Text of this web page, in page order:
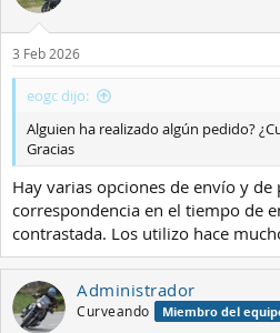
3 Feb 2026
eogc dijo:
Alguien ha realizado algún pedido?
Gracias
Hay varias opciones de envío y de
correspondencia en el tiempo de
contrastada. Los utilizo hace
Administrador
Curveando Miembro del